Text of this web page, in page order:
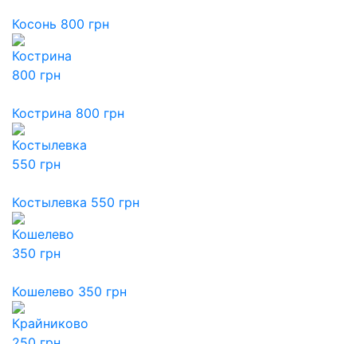
Косонь 800 грн
Кострина 800 грн
Костылевка 550 грн
Кошелево 350 грн